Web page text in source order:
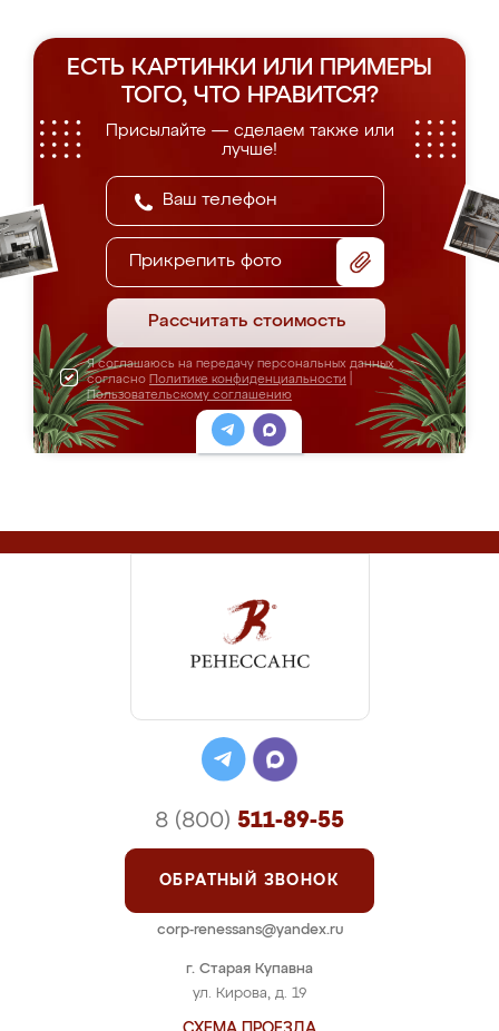
ЕСТЬ КАРТИНКИ ИЛИ ПРИМЕРЫ
ТОГО, ЧТО НРАВИТСЯ?
Присылайте — сделаем также или
лучше!
Прикрепить фото
Рассчитать стоимость
Я соглашаюсь на передачу персональных данных
согласно Политике конфиденциальности
Пользовательскому соглашению
г. Старая Купавна
ул. Кирова, д. 19
8 (800) 511-89-55
ОБРАТНЫЙ ЗВОНОК
corp-renessans@yandex.ru